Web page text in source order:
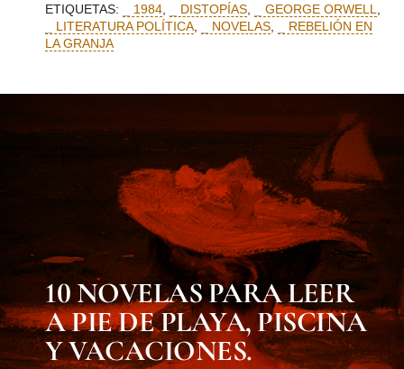
ETIQUETAS: 1984 DISTOPÍAS GEORGE ORWELL
LITERATURA POLÍTICA
NOVELAS
REBELIÓN EN
LA GRANJA
10 NOVELAS PARA LEER
A PIE DE PLAYA, PISCINA
Y VACACIONES.